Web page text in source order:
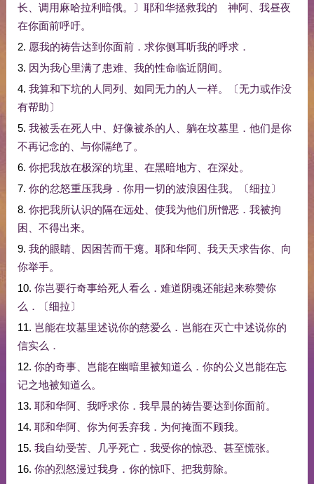
长
调用麻哈拉利暗俄。 〕 耶和华拯救我的 神阿、 我昼夜
在你面前呼吁。
2. 愿我的祷告达到 你面前． 求你侧耳听我的呼求．
3. 因为我心里满了患难、 我的性命临近阴间。
4. 我算和下坑的 人 同列 如同无力的 人一样。 〔无力或作没
有帮助〕
5. 我被丢在死人中 好像被杀的 人 躺在坟墓里 ． 他们是你
不再记念的 与你隔绝了 。
6. 你把我放在极深的坑里 在黑暗地方、 在深处。
7. 你的忿怒重压我身 ． 你用一切的波浪困住我。 〔细拉〕
8. 你把我所认识的隔在远处 使我为他们所憎恶． 我被拘
困
不得出来。
9. 我的眼睛、 因困苦而干瘪。 耶和华阿、 我天天求告你、 向
你举手。
10. 你岂要行奇事给死人看么 ． 难道阴魂还能起来称赞你
么 ． 〔细拉〕
11. 岂能在坟墓里述说你的慈爱么 ． 岂能在灭亡中述说你的
信实么 ．
12. 你的奇事、 岂能在幽暗里被知道么 ． 你的公义岂能在忘
记之地被知道么 。
13. 耶和华阿、 我呼求你． 我早晨的祷告要达到 你面前。
14. 耶和华阿、 你为何丢弃我． 为何掩面不顾我。
15. 我自幼受苦、 几乎死亡． 我受你的惊恐、 甚至慌张。
16. 你的烈怒漫过我身 ． 你的惊吓、 把我剪除。